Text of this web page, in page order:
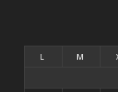
L M